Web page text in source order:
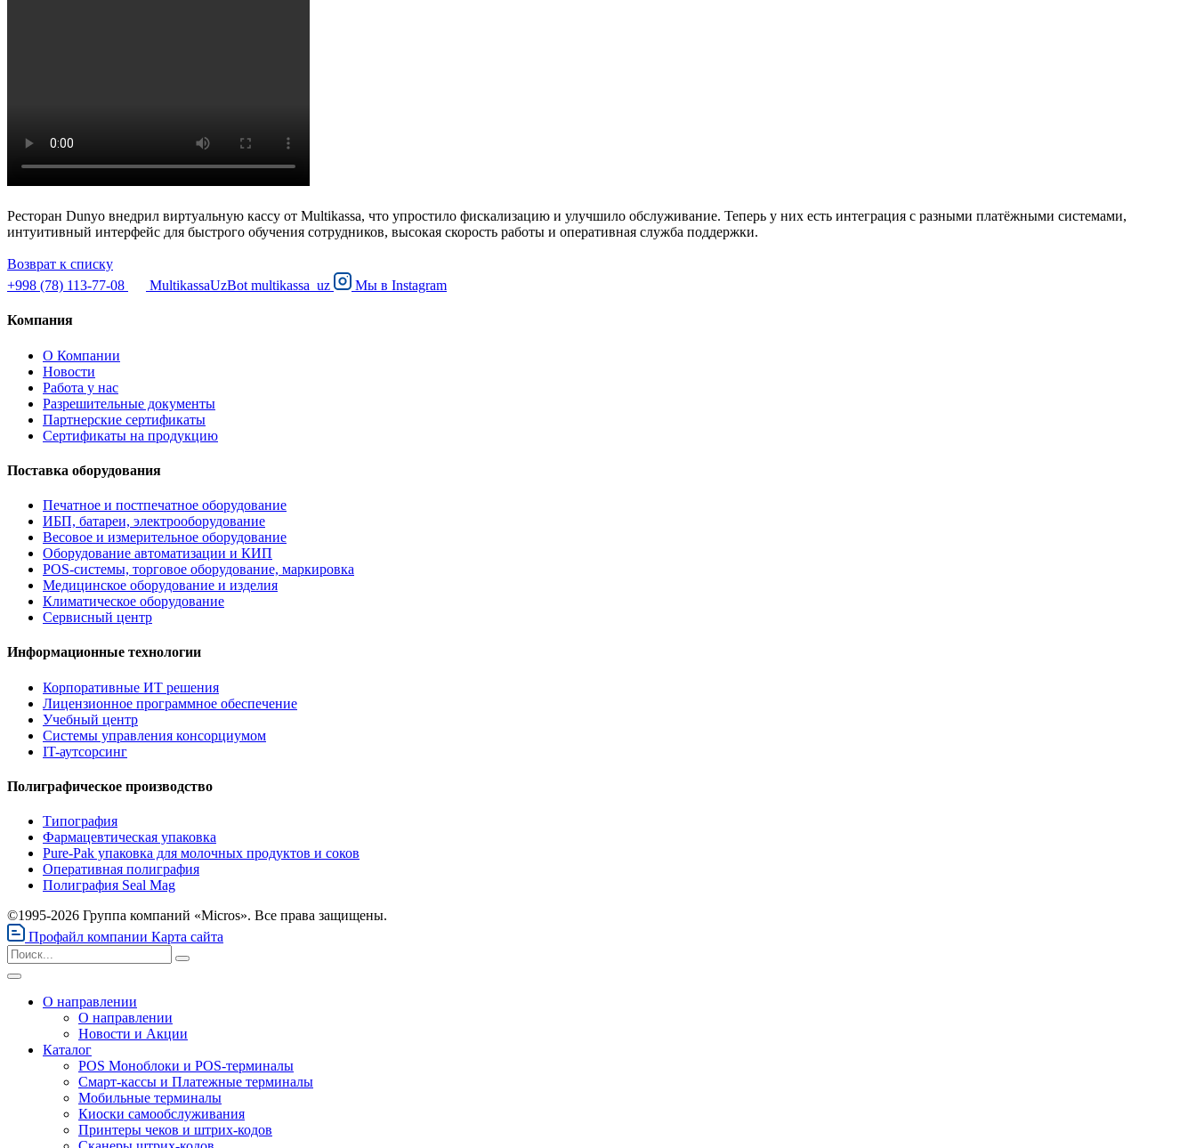
Ресторан Dunyo внедрил виртуальную кассу от Multikassa, что упростило фискализацию и улучшило обслуживание. Теперь у них есть интеграция с разными платёжными системами,
интуитивный интерфейс для быстрого обучения сотрудников, высокая скорость работы и оперативная служба поддержки.
Возврат к списку
+998 (78) 113-77-08
MultikassaUzBot multikassa_uz Мы в Instagram
Компания
О Компании
Новости
Работа у нас
Разрешительные документы
Партнерские сертификаты
Сертификаты на продукцию
Поставка оборудования
Печатное и постпечатное оборудование
ИБП, батареи, электрооборудование
Весовое и измерительное оборудование
Оборудование автоматизации и КИП
POS-системы, торговое оборудование, маркировка
Медицинское оборудование и изделия
Климатическое оборудование
Сервисный центр
Информационные технологии
Корпоративные ИТ решения
Лицензионное программное обеспечение
Учебный центр
Системы управления консорциумом
IT-аутсорсинг
Полиграфическое производство
Типография
Фармацевтическая упаковка
Pure-Pak упаковка для молочных продуктов и соков
Оперативная полиграфия
Полиграфия Seal Mag
©1995-2026 Группа компаний «Micros». Все права защищены.
Профайл компании Карта сайта
О направлении
О направлении
Новости и Акции
Каталог
POS Моноблоки и POS-терминалы
Смарт-кассы и Платежные терминалы
Мобильные терминалы
Киоски самообслуживания
Принтеры чеков и штрих-кодов